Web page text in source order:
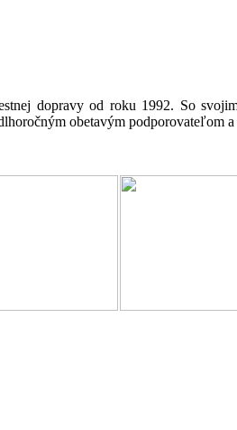
dopravy od roku 1992. So
obetavým